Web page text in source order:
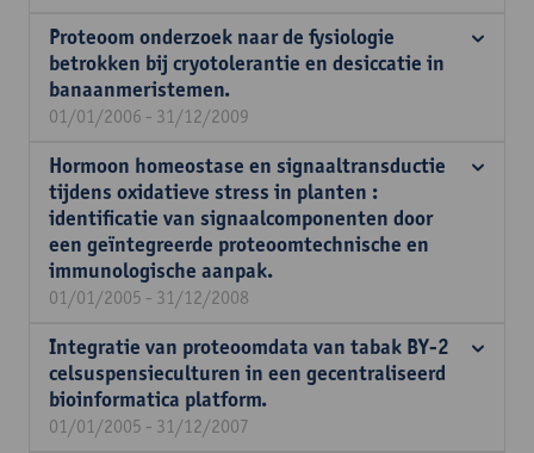
Proteoom onderzoek naar de fysiologie
betrokken bij cryotolerantie en desiccatie in
banaanmeristemen.
01/01/2006 - 31/12/2009
Hormoon homeostase en signaaltransductie
tijdens oxidatieve stress in planten :
identificatie van signaalcomponenten door
een geïntegreerde proteoomtechnische en
immunologische aanpak.
01/01/2005 - 31/12/2008
Integratie van proteoomdata van tabak BY-2
celsuspensieculturen in een gecentraliseerd
bioinformatica platform.
01/01/2005 - 31/12/2007